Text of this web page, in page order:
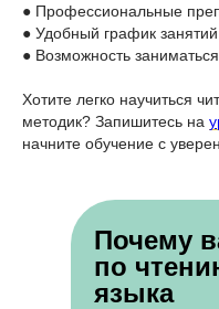
● Профессиональные
● Удобный график занятий
● Возможность
Хотите легко научиться
методик? Запишитесь на
начните обучение с
Почему
по
языка